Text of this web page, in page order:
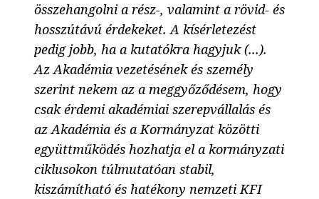
összehangolni a rész-, valamint a rövid- és
hosszútávú érdekeket. A kísérletezést
pedig jobb, ha a kutatókra hagyjuk (...).
Az Akadémia vezetésének és személy
szerint nekem az a meggyőződésem, hogy
csak érdemi akadémiai szerepvállalás és
az Akadémia és a Kormányzat közötti
együttműködés hozhatja el a kormányzati
ciklusokon túlmutatóan stabil,
kiszámítható és hatékony nemzeti KFI